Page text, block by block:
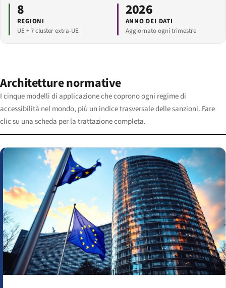
8
REGIONI
UE + 7 cluster extra-UE
2026
ANNO DEI DATI
Aggiornato ogni trimestre
Architetture normative
I cinque modelli di applicazione che coprono ogni regime di
accessibilità nel mondo, più un indice trasversale delle sanzioni. Fare
clic su una scheda per la trattazione completa.